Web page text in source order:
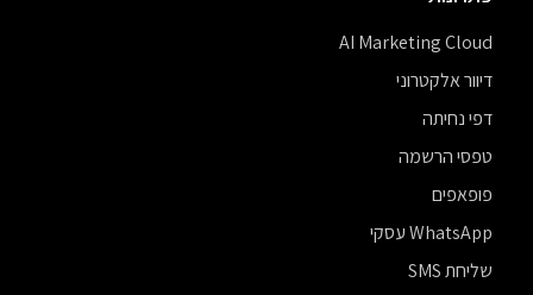
AI Marketing Cloud
דיוור אלקטרוני
דפי נחיתה
טפסי הרשמה
פופאפים
WhatsApp עסקי
שליחת SMS